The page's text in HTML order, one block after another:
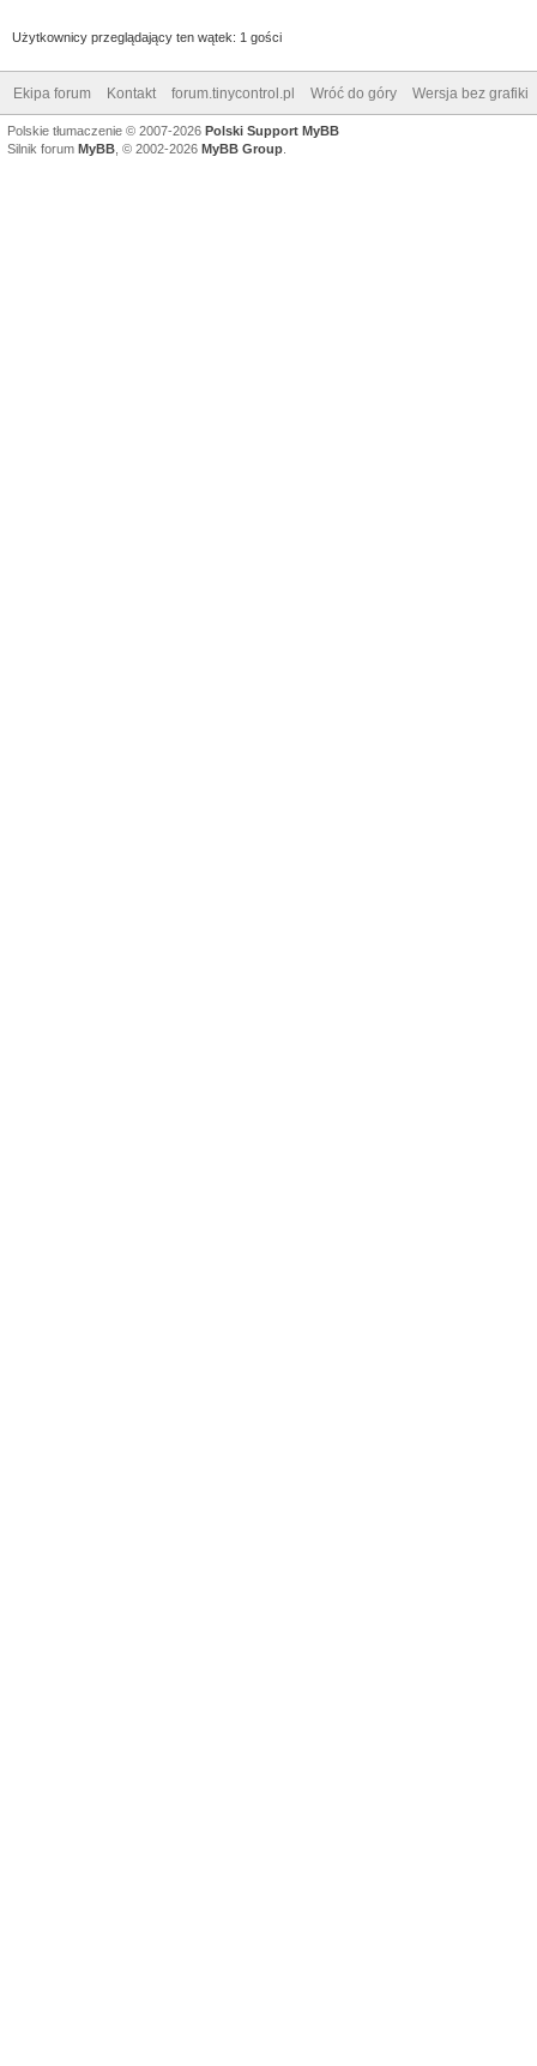
Użytkownicy przeglądający ten wątek: 1 gości
Ekipa forum Kontakt forum.tinycontrol.pl Wróć do góry Wersja bez grafiki
Polskie tłumaczenie © 2007-2026 Polski Support MyBB
Silnik forum MyBB , © 2002-2026 MyBB Group